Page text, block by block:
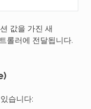
값을 가진 새
롤러에 전달됩니다.
습니다: